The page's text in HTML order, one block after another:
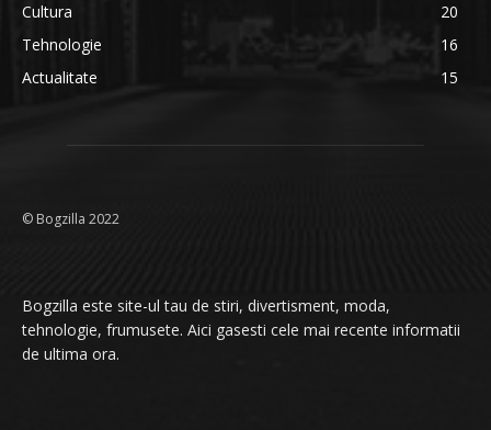
Cultura
20
Tehnologie
16
Actualitate
15
© Bogzilla 2022
Bogzilla este site-ul tau de stiri, divertisment, moda,
tehnologie, frumusete. Aici gasesti cele mai recente informatii
de ultima ora.